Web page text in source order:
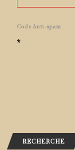
Code Anti-spam
*
RECHERCHE